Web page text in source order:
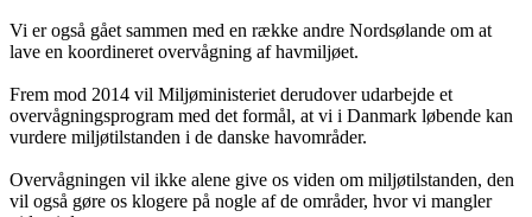
Vi er også gået sammen med en række andre Nordsølande om at
lave en koordineret overvågning af havmiljøet.
Frem mod 2014 vil Miljøministeriet derudover udarbejde et
overvågningsprogram med det formål, at vi i Danmark løbende kan
vurdere miljøtilstanden i de danske havområder.
Overvågningen vil ikke alene give os viden om miljøtilstanden, den
vil også gøre os klogere på nogle af de områder, hvor vi mangler